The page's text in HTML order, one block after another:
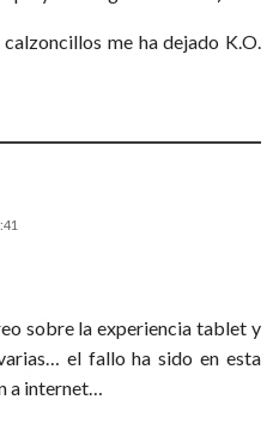
me ha dejado K.O.
sobre la experiencia tablet y
el fallo ha sido en esta
a internet…